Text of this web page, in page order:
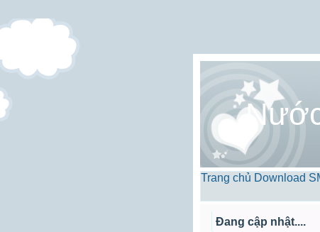
Trang chủ Download
Đang cập nhật....